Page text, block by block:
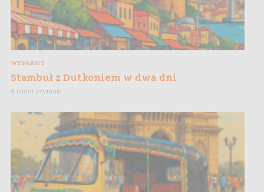
WYPRAWY
Stambuł z Dutkoniem w dwa dni
8 minut czytania